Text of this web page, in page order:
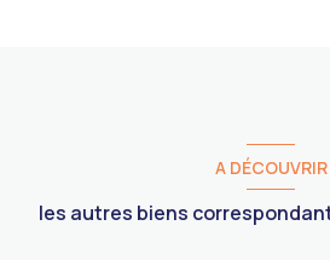
A DÉCOUVRIR
les autres biens